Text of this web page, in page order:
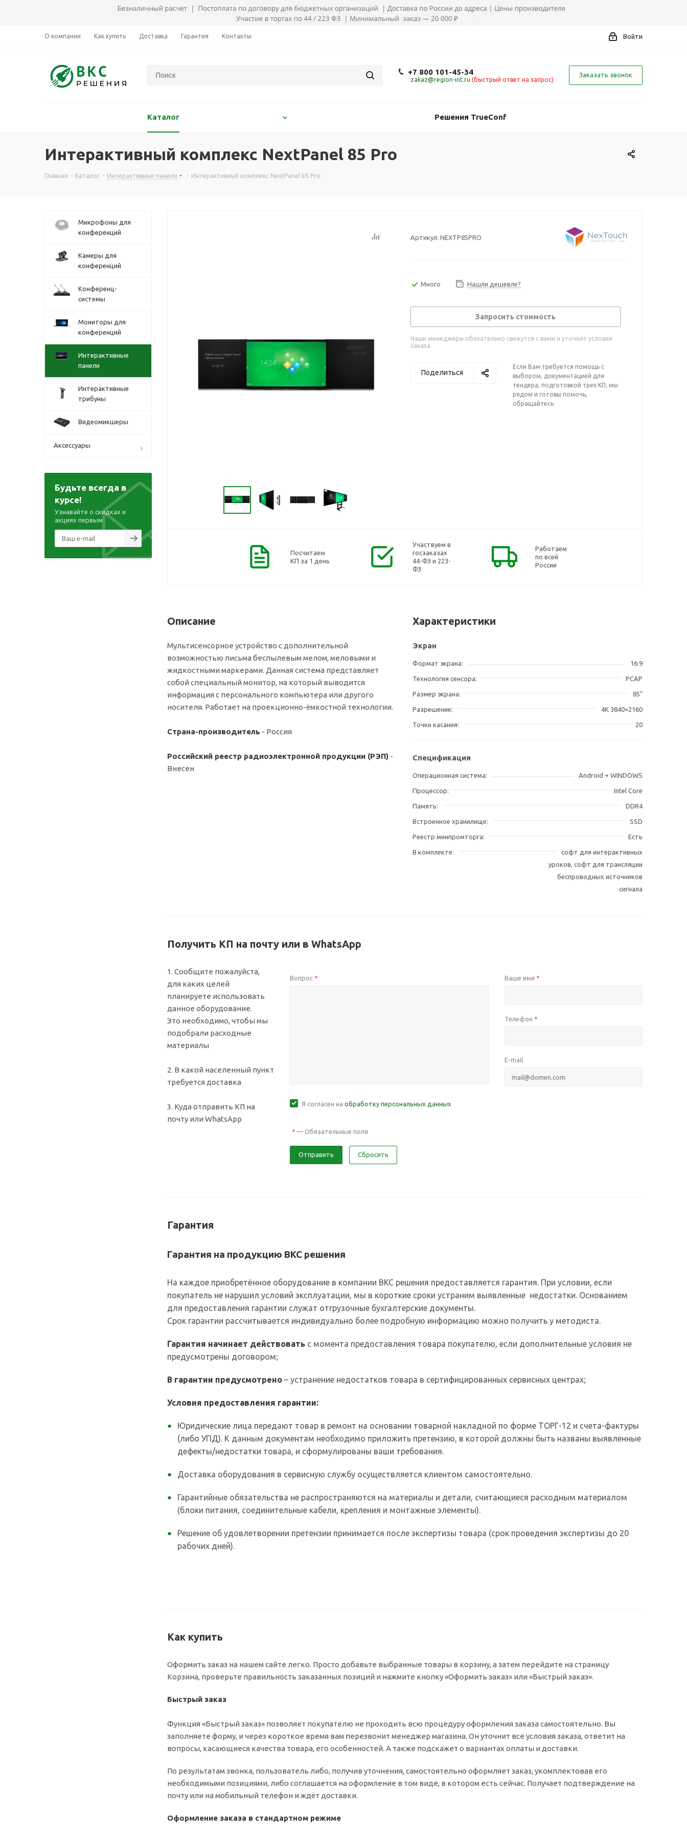
О компании Как купить Доставка Гарантия Контакты Войти
+7 800 101-45-34
zakaz@region-int.ru (быстрый ответ на запрос)
Заказать звонок
Каталог Решения TrueConf
Интерактивный комплекс NextPanel 85 Pro
Главная - Каталог - Интерактивные панели - Интерактивный комплекс NextPanel 85 Pro
Артикул: NEXTP85PRO
Много Нашли дешевле?
Запросить стоимость
Наши менеджеры обязательно свяжутся с вами и уточнят условия
заказа
Поделиться
Если Вам требуется помощь с
выбором, документацией для
тендера, подготовкой трех КП, мы
рядом и готовы помочь,
обращайтесь
Посчитаем
КП за 1 день
Участвуем в
госзаказах
44-ФЗ и 223-
ФЗ
Работаем
по всей
России
Описание
Мультисенсорное устройство с дополнительной
возможностью письма беспылевым мелом, меловыми и
жидкостными маркерами. Данная система представляет
собой специальный монитор, на который выводится
информация с персонального компьютера или другого
носителя. Работает на проекционно-ёмкостной технологии.
Страна-производитель - Россия
Российский реестр радиоэлектронной продукции (РЭП) -
Внесен
Характеристики
Экран
Формат экрана 16:9
Технология сенсора PCAP
Размер экрана 85"
Разрешение 4K 3840×2160
Точки касания 20
Спецификация
Операционная система Android + WINDOWS
Процессор Intel Core
Память DDR4
Встроенное хранилище SSD
Реестр минпромторга Есть
В комплекте
софт для интерактивных
уроков, софт для трансляции
беспроводных источников
сигнала
Получить КП на почту или в WhatsApp
1. Сообщите пожалуйста,
для каких целей
планируете использовать
данное оборудование.
Это необходимо, чтобы мы
подобрали расходные
материалы
2. В какой населенный пункт
требуется доставка
3. Куда отправить КП на
почту или WhatsApp
Вопрос * Ваше имя *
Телефон *
E-mail
Я согласен на обработку персональных данных
* — Обязательные поля
Отправить Сбросить
Гарантия
Гарантия на продукцию ВКС решения
На каждое приобретённое оборудование в компании ВКС решения предоставляется гарантия. При условии, если
покупатель не нарушил условий эксплуатации, мы в короткие сроки устраним выявленные недостатки. Основанием
для предоставления гарантии служат отгрузочные бухгалтерские документы.
Срок гарантии рассчитывается индивидуально более подробную информацию можно получить у методиста.
Гарантия начинает действовать с момента предоставления товара покупателю, если дополнительные условия не
предусмотрены договором;
В гарантии предусмотрено – устранение недостатков товара в сертифицированных сервисных центрах;
Условия предоставления гарантии:
Юридические лица передают товар в ремонт на основании товарной накладной по форме ТОРГ-12 и счета-фактуры
(либо УПД). К данным документам необходимо приложить претензию, в которой должны быть названы выявленные
дефекты/недостатки товара, и сформулированы ваши требования.
Доставка оборудования в сервисную службу осуществляется клиентом самостоятельно.
Гарантийные обязательства не распространяются на материалы и детали, считающиеся расходным материалом
(блоки питания, соединительные кабели, крепления и монтажные элементы).
Решение об удовлетворении претензии принимается после экспертизы товара (срок проведения экспертизы до 20
рабочих дней).
Как купить
Оформить заказ на нашем сайте легко. Просто добавьте выбранные товары в корзину, а затем перейдите на страницу
Корзина, проверьте правильность заказанных позиций и нажмите кнопку «Оформить заказ» или «Быстрый заказ».
Быстрый заказ
Функция «Быстрый заказ» позволяет покупателю не проходить всю процедуру оформления заказа самостоятельно. Вы
заполняете форму, и через короткое время вам перезвонит менеджер магазина. Он уточнит все условия заказа, ответит на
вопросы, касающиеся качества товара, его особенностей. А также подскажет о вариантах оплаты и доставки.
По результатам звонка, пользователь либо, получив уточнения, самостоятельно оформляет заказ, укомплектовав его
необходимыми позициями, либо соглашается на оформление в том виде, в котором есть сейчас. Получает подтверждение на
почту или на мобильный телефон и ждёт доставки.
Оформление заказа в стандартном режиме
Микрофоны для
конференций
Камеры для
конференций
Конференц-
системы
Мониторы для
конференций
Интерактивные
панели
Интерактивные
трибуны
Видеомикшеры
Аксессуары
Будьте всегда в
курсе!
Узнавайте о скидках и
акциях первым